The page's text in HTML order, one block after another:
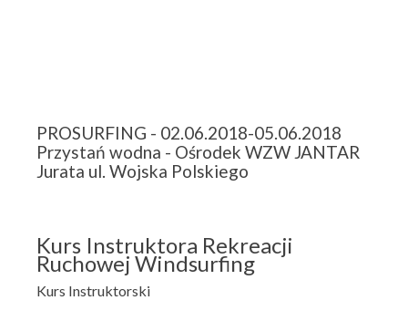
PROSURFING - 02.06.2018-05.06.2018
Przystań wodna - Ośrodek WZW JANTAR
Jurata ul. Wojska Polskiego
Kurs Instruktora Rekreacji
Ruchowej Windsurfing
Kurs Instruktorski